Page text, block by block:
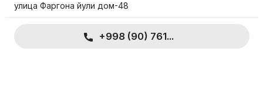
улица Фаргона йули дом-48
+998 (90) 761...